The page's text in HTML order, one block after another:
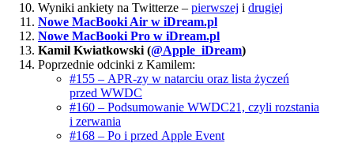
Wyniki ankiety na Twitterze – pierwszej i drugiej
Nowe MacBooki Air w iDream.pl
Nowe MacBooki Pro w iDream.pl
Kamil Kwiatkowski (@Apple_iDream)
Poprzednie odcinki z Kamilem:
#155 – APR-zy w natarciu oraz lista życzeń
przed WWDC
#160 – Podsumowanie WWDC21, czyli rozstania
i zerwania
#168 – Po i przed Apple Event